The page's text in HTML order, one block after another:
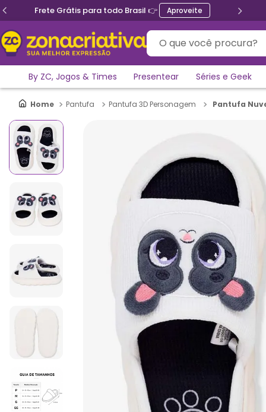
Frete Grátis para todo Brasil 👉 Aproveite
O que você procura?
By ZC, Jogos & Times Presentear Séries e Geek
Pantufa Pantufa 3D Personagem Pantufa